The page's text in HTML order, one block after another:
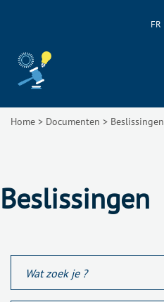
FR
Home > Documenten > Beslissingen
Beslissingen